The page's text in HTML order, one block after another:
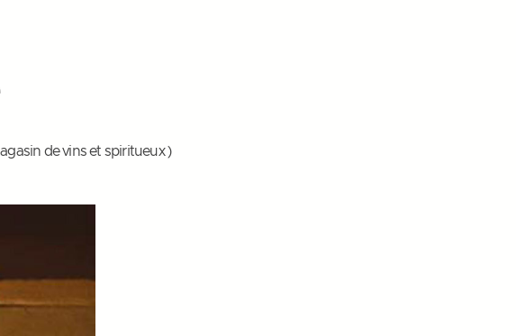
de vins et spiritueux )